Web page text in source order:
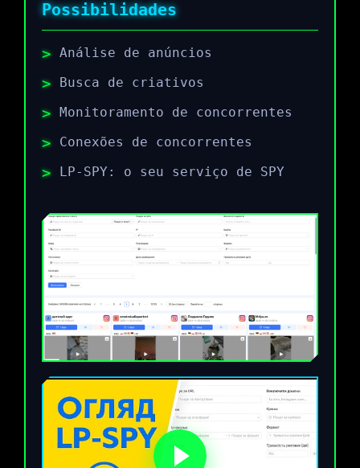
Possibilidades
Análise de anúncios
Busca de criativos
Monitoramento de concorrentes
Conexões de concorrentes
LP-SPY: o seu serviço de SPY